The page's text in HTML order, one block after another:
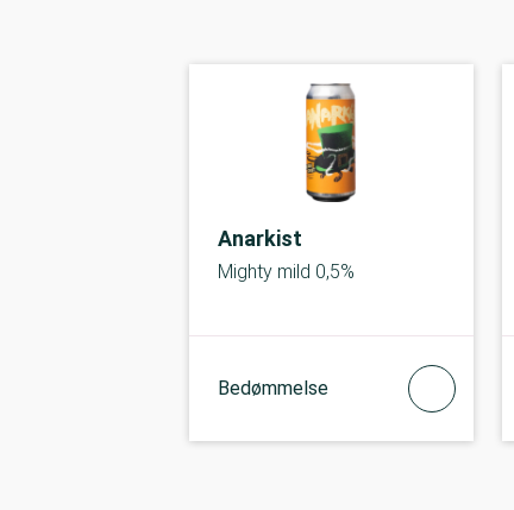
Anarkist
Mighty mild 0,5%
Bedømmelse